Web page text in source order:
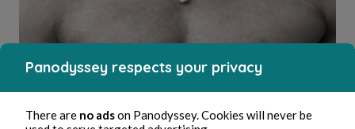
Tétons
Panodyssey respects your privacy
There are no adson Panodyssey. Cookies will never be